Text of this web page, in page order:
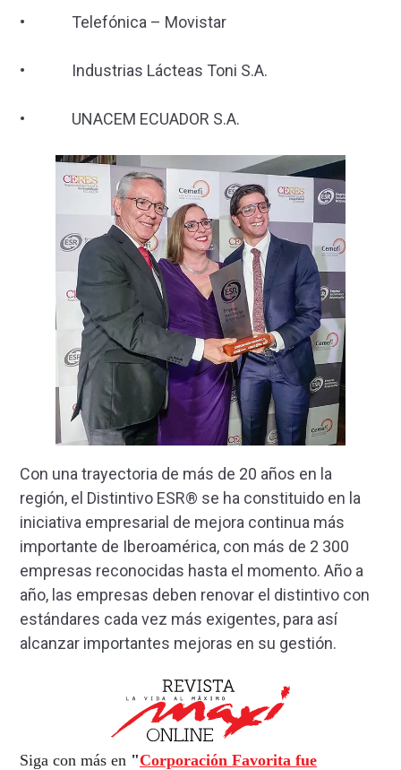
• Telefónica – Movistar
• Industrias Lácteas Toni S.A.
• UNACEM ECUADOR S.A.
Con una trayectoria de más de 20 años en la
región, el Distintivo ESR® se ha constituido en la
iniciativa empresarial de mejora continua más
importante de Iberoamérica, con más de 2 300
empresas reconocidas hasta el momento. Año a
año, las empresas deben renovar el distintivo con
estándares cada vez más exigentes, para así
alcanzar importantes mejoras en su gestión.
Siga con más en "Corporación Favorita fue